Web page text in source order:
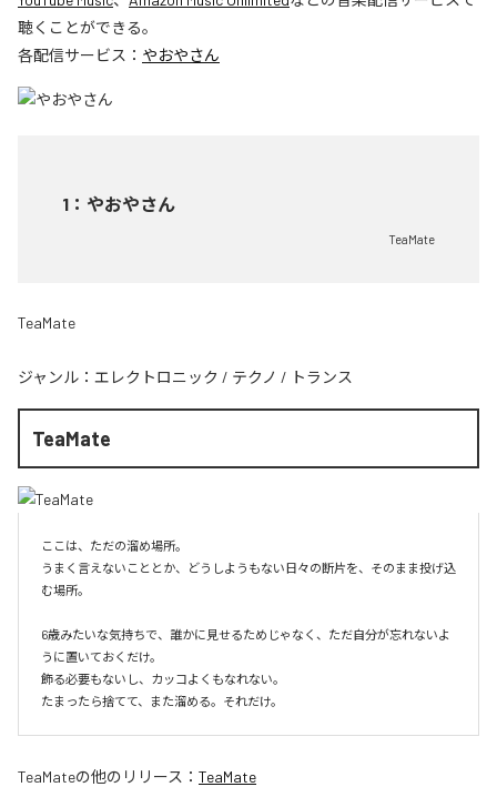
聴くことができる。
各配信サービス： やおやさん
1 ： やおやさん
TeaMate
TeaMate
ジャンル： エレクトロニック / テクノ / トランス
TeaMate
ここは、ただの溜め場所。
うまく言えないこととか、どうしようもない日々の断片を、そのまま投げ込
む場所。
6歳みたいな気持ちで、誰かに見せるためじゃなく、ただ自分が忘れないよ
うに置いておくだけ。
飾る必要もないし、カッコよくもなれない。
たまったら捨てて、また溜める。それだけ。
TeaMateの他のリリース： TeaMate